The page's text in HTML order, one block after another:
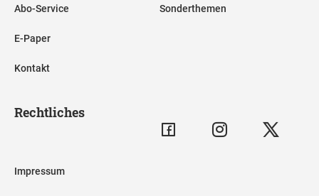
Abo-Service
E-Paper
Kontakt
Sonderthemen
Rechtliches
Impressum